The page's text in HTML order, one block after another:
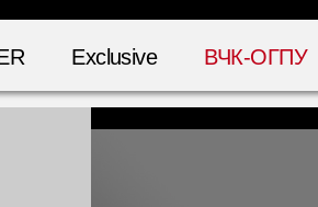
Exclusive ВЧК-ОГПУ